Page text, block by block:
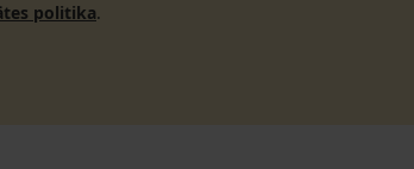
politika.